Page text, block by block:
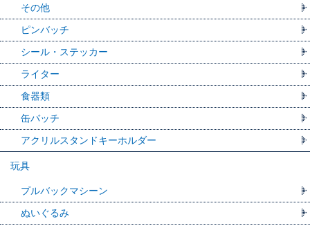
その他
ピンバッチ
シール・ステッカー
ライター
食器類
缶バッチ
アクリルスタンドキーホルダー
玩具
プルバックマシーン
ぬいぐるみ